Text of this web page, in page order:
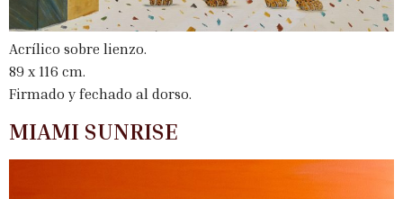
Acrílico sobre lienzo.
89 x 116 cm.
Firmado y fechado al dorso.
MIAMI SUNRISE